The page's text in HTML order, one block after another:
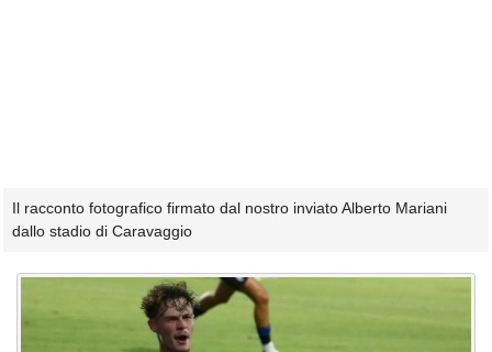
Il racconto fotografico firmato dal nostro inviato Alberto Mariani
dallo stadio di Caravaggio